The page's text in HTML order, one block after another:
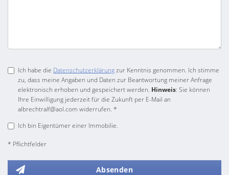
Ich habe die Datenschutzerklärungzur Kenntnis genommen. Ich stimme
zu, dass meine Angaben und Daten zur Beantwortung meiner Anfrage
elektronisch erhoben und gespeichert werden. Hinweis: Sie können
Ihre Einwilligung jederzeit für die Zukunft per E-Mail an
albrechtralf@aol.com widerrufen. *
Ich bin Eigentümer einer Immobilie.
* Pflichtfelder
Absenden